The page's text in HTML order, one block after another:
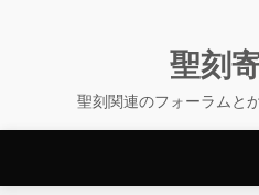
聖刻
聖刻関連のフォーラムと